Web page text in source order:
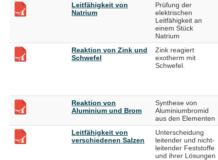
Leitfähigkeit von
Natrium
Prüfung der
elektrischen
Leitfähigkeit an
einem Stück
Natrium
Reaktion von Zink und
Schwefel
Zink reagiert
exotherm mit
Schwefel.
Reaktion von
Aluminium und Brom
Synthese von
Aluminiumbromid
aus den Elementen
Leitfähigkeit von
verschiedenen Salzen
Unterscheidung
leitender und nicht-
leitender Feststoffe
und ihrer Lösungen